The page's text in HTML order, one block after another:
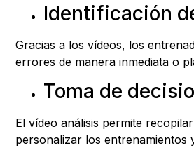
Identificación
Gracias a los vídeos, los
errores de manera inmediata o
Toma de
El vídeo análisis permite
personalizar los entrenamientos